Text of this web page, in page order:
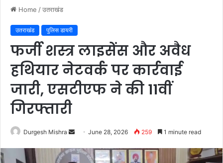
Home /उतराखंड
उतराखंड पुलिस डायरी
फर्जी शस्त्र लाइसेंस और अवैध
हथियार नेटवर्क पर कार्रवाई
जारी, एसटीएफ ने की 11वीं
गिरफ्तारी
Durgesh Mishra
Send
email
June 28, 2026 259 1 minute read